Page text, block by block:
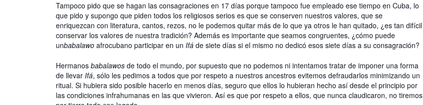
Tampoco pido que se hagan las consagraciones en 17 días porque tampoco fue empleado ese tiempo en Cuba, lo
que pido y supongo que piden todos los religiosos serios es que se conserven nuestros valores, que se
enriquezcan con literatura, cantos, rezos, no le podemos quitar más de lo que ya otros le han quitado, ¿es tan difícil
conservar los valores de nuestra tradición? Además es importante que seamos congruentes, ¿cómo puede
unbabalawo afrocubano participar en un Ifá de siete días si el mismo no dedicó esos siete días a su consagración?
Hermanos babalawos de todo el mundo, por supuesto que no podemos ni intentamos tratar de imponer una forma
de llevar Ifá, sólo les pedimos a todos que por respeto a nuestros ancestros evitemos defraudarlos minimizando un
ritual. Si hubiera sido posible hacerlo en menos días, seguro que ellos lo hubieran hecho así desde el principio por
las condiciones infrahumanas en las que vivieron. Así es que por respeto a ellos, que nunca claudicaron, no tiremos